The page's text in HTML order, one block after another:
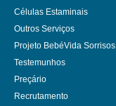
Células Estaminais
Outros Serviços
Projeto BebéVida Sorrisos
Testemunhos
Preçário
Recrutamento